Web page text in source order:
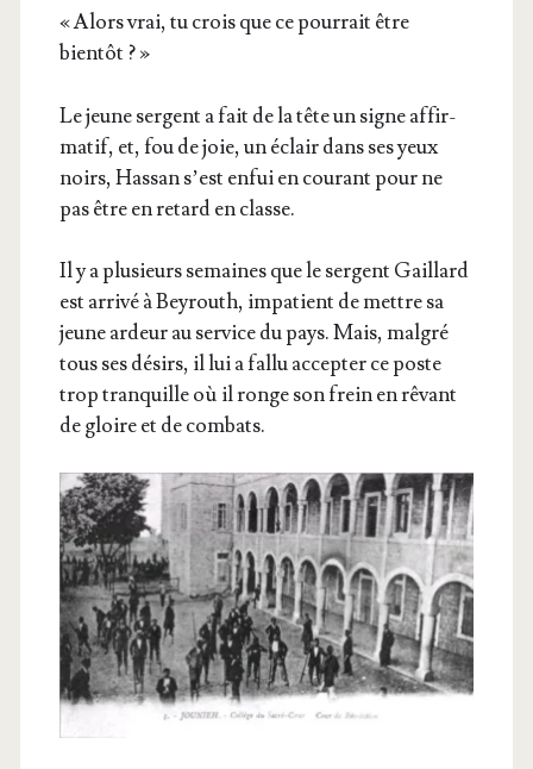
« Alors vrai, tu crois que ce pour­rait être
bientôt ? »
Le jeune ser­gent a fait de la tête un signe affir­
ma­tif, et, fou de joie, un éclair dans ses yeux
noirs, Has­san s’est enfui en cou­rant pour ne
pas être en retard en classe.
Il y a plu­sieurs semaines que le ser­gent Gaillard
est arri­vé à Bey­routh, impa­tient de mettre sa
jeune ardeur au ser­vice du pays. Mais, mal­gré
tous ses dési­rs, il lui a fal­lu accep­ter ce poste
trop tran­quille où il ronge son frein en rêvant
de gloire et de combats.